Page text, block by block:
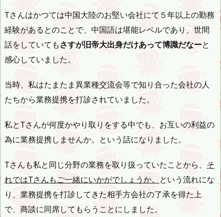
Tさんはかつては中国大陸のお堅い会社にて５年以上の勤務
経験があるとのことで、中国語は堪能レベルであり、世間
話をしていても さすが旧帝大出身だけあって博識だなーと
感心していました。
当時、私はたまたま異業種交流会等で知り合った会社の人
たちから業務提携を打診されていました。
私とTさんが何度かやり取りをする中でも、お互いの利益の
為に業務提携しませんか。という話になりました。
Tさんも私と同じ分野の業務を取り扱っていたことから、 そ
れではTさんもご一緒にいかがでしょうか。 という流れにな
り、業務提携を打診してきた相手方会社の了承を得た上
で、商談に同席してもらうことにしました。